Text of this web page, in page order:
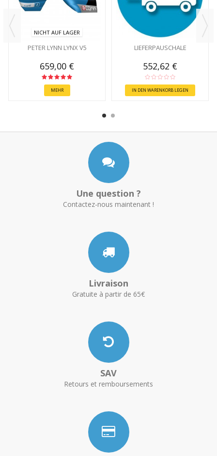
NICHT AUF LAGER
PETER LYNN LYNX V5
659,00 €
MEHR
LIEFERPAUSCHALE
552,62 €
IN DEN WARENKORB LEGEN
Une question ?
Contactez-nous maintenant !
Livraison
Gratuite à partir de 65€
SAV
Retours et remboursements